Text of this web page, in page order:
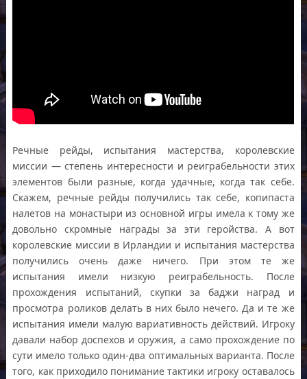
Речные рейды, испытания мастерства, королевские
миссии — степень интересности и реиграбельности этих
элементов были разные, когда удачные, когда так себе.
Скажем, речные рейды получились так себе, копипаста
налетов на монастыри из основной игры имела к тому же
довольно скромные награды за эти геройства. А вот
королевские миссии в Ирландии и испытания мастерства
получились очень даже ничего. При этом те же
испытания имели низкую реиграбельность. После
прохождения испытаний, скупки за баджи наград и
просмотра роликов делать в них было нечего. Да и те же
испытания имели малую вариативность действий. Игроку
давали набор доспехов и оружия, а само прохождение по
сути имело только один-два оптимальных варианта. После
того, как приходило понимание тактики игроку оставалось